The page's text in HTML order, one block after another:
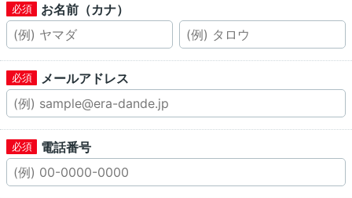
お名前（カナ）
メールアドレス
電話番号